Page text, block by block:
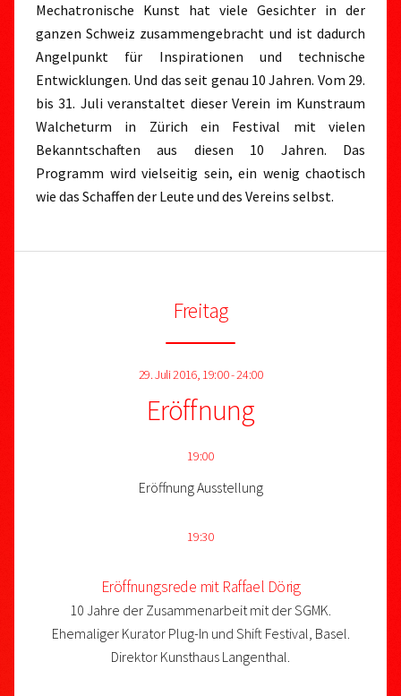
Mechatronische Kunst hat viele Gesichter in der
ganzen Schweiz zusammengebracht und ist dadurch
Angelpunkt für Inspirationen und technische
Entwicklungen. Und das seit genau 10 Jahren. Vom 29.
bis 31. Juli veranstaltet dieser Verein im Kunstraum
Walcheturm in Zürich ein Festival mit vielen
Bekanntschaften aus diesen 10 Jahren. Das
Programm wird vielseitig sein, ein wenig chaotisch
wie das Schaffen der Leute und des Vereins selbst.
Freitag
29. Juli 2016, 19:00 - 24:00
Eröffnung
19:00
Eröffnung Ausstellung
19:30
Eröffnungsrede mit Raffael Dörig
10 Jahre der Zusammenarbeit mit der SGMK.
Ehemaliger Kurator Plug-In und Shift Festival, Basel.
Direktor Kunsthaus Langenthal.